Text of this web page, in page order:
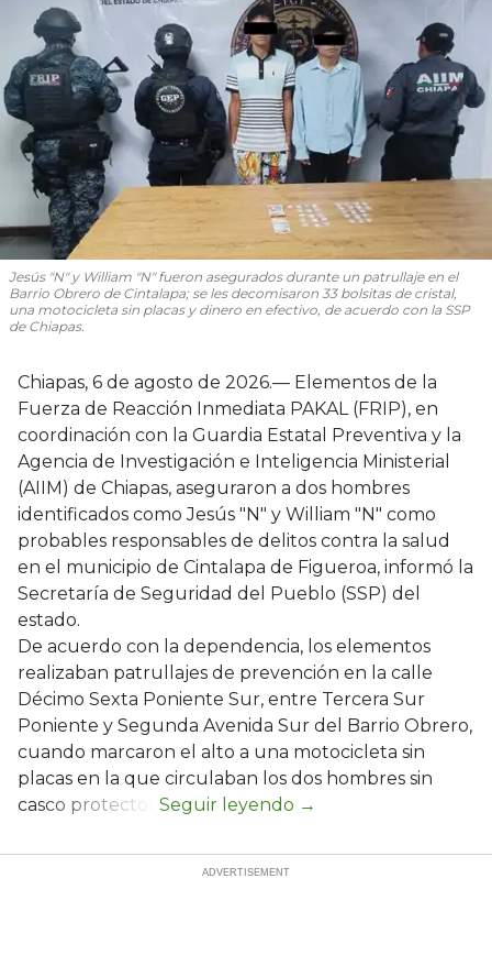
Jesús "N" y William "N" fueron asegurados durante un patrullaje en el
Barrio Obrero de Cintalapa; se les decomisaron 33 bolsitas de cristal,
una motocicleta sin placas y dinero en efectivo, de acuerdo con la SSP
de Chiapas.
Chiapas, 6 de agosto de 2026.— Elementos de la
Fuerza de Reacción Inmediata PAKAL (FRIP), en
coordinación con la Guardia Estatal Preventiva y la
Agencia de Investigación e Inteligencia Ministerial
(AIIM) de Chiapas, aseguraron a dos hombres
identificados como Jesús "N" y William "N" como
probables responsables de delitos contra la salud
en el municipio de Cintalapa de Figueroa, informó la
Secretaría de Seguridad del Pueblo (SSP) del
estado.
De acuerdo con la dependencia, los elementos
realizaban patrullajes de prevención en la calle
Décimo Sexta Poniente Sur, entre Tercera Sur
Poniente y Segunda Avenida Sur del Barrio Obrero,
cuando marcaron el alto a una motocicleta sin
placas en la que circulaban los dos hombres sin
casco protector.